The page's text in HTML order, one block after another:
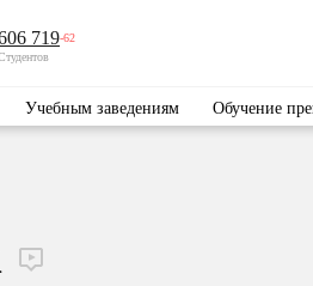
719-62
Учебным заведениям Обучение